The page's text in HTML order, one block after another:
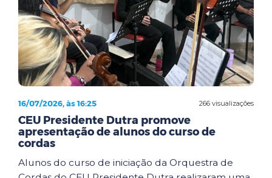
266 visualizações
16/07/2026, às 16:25
CEU Presidente Dutra promove
apresentação de alunos do curso de
cordas
Alunos do curso de iniciação da Orquestra de